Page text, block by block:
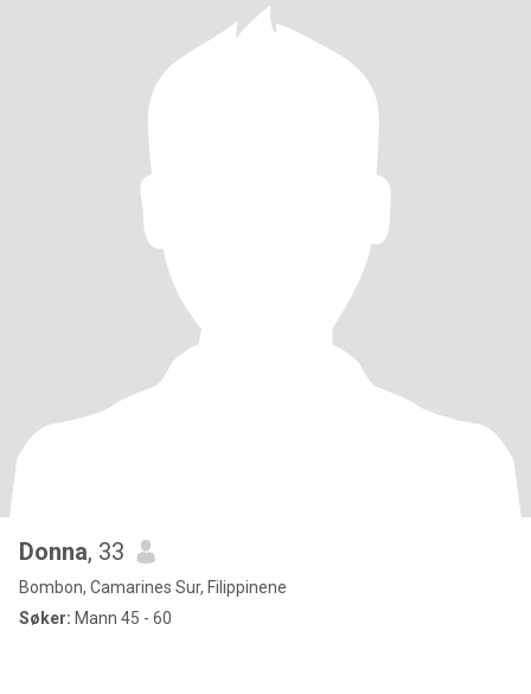
Donna, 33
Bombon, Camarines Sur, Filippinene
Søker: Mann 45 - 60